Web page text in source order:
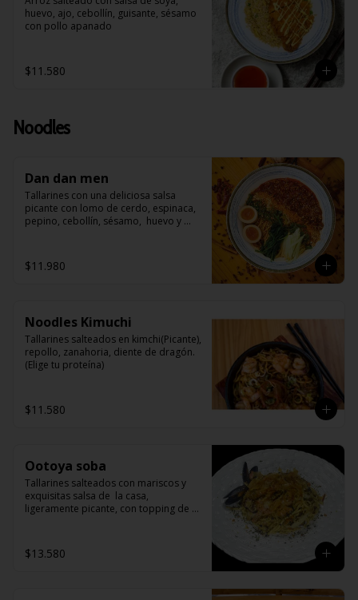
huevo, ajo, cebollín, guisante, sésamo
con pollo apanado
$11.580
Noodles
Dan dan men
Tallarines con una deliciosa salsa
picante con lomo de cerdo, espinaca,
pepino, cebollín, sésamo,  huevo y
$11.980
Noodles Kimuchi
Tallarines salteados en kimchi(Picante),
repollo, zanahoria, diente de dragón.
(Elige tu proteína)
$11.580
Ootoya soba
Tallarines salteados con mariscos y
exquisitas salsa de  la casa,
ligeramente picante, con topping de
$13.580